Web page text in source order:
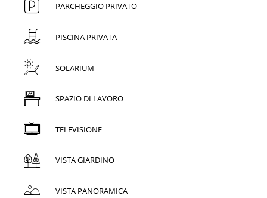
PARCHEGGIO PRIVATO
PISCINA PRIVATA
SOLARIUM
SPAZIO DI LAVORO
TELEVISIONE
VISTA GIARDINO
VISTA PANORAMICA